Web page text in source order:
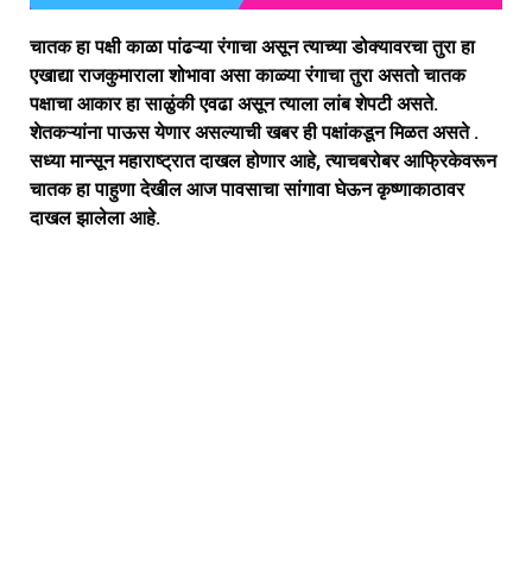
चातक हा पक्षी काळा पांढऱ्या रंगाचा असून त्याच्या डोक्यावरचा तुरा हा
एखाद्या राजकुमाराला शोभावा असा काळ्या रंगाचा तुरा असतो चातक
पक्षाचा आकार हा साळुंकी एवढा असून त्याला लांब शेपटी असते.
शेतकऱ्यांना पाऊस येणार असल्याची खबर ही पक्षांकडून मिळत असते .
सध्या मान्सून महाराष्ट्रात दाखल होणार आहे, त्याचबरोबर आफ्रिकेवरून
चातक हा पाहुणा देखील आज पावसाचा सांगावा घेऊन कृष्णाकाठावर
दाखल झालेला आहे.